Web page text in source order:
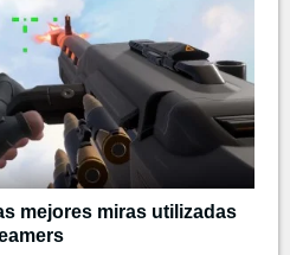
mejores miras utilizadas